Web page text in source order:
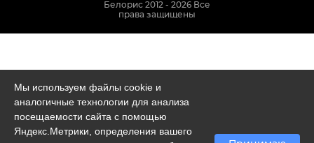
Мы используем файлы cookie и
аналогичные технологии для анализа
посещаемости сайта с помощью
Яндекс.Метрики, определения вашего
Белорис 2012 - 2026 Все
права защищены